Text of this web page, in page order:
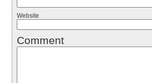
Website
Comment